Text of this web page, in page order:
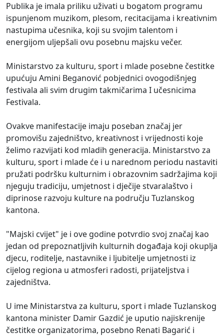
Publika je imala priliku uživati u bogatom programu
ispunjenom muzikom, plesom, recitacijama i kreativnim
nastupima učesnika, koji su svojim talentom i
energijom uljepšali ovu posebnu majsku večer.
Ministarstvo za kulturu, sport i mlade posebne čestitke
upućuju Amini Beganović pobjednici ovogodišnjeg
festivala ali svim drugim takmičarima I učesnicima
Festivala.
Ovakve manifestacije imaju poseban značaj jer
promovišu zajedništvo, kreativnost i vrijednosti koje
želimo razvijati kod mladih generacija. Ministarstvo za
kulturu, sport i mlade će i u narednom periodu nastaviti
pružati podršku kulturnim i obrazovnim sadržajima koji
njeguju tradiciju, umjetnost i dječije stvaralaštvo i
diprinose razvoju kulture na području Tuzlanskog
kantona.
"Majski cvijet" je i ove godine potvrdio svoj značaj kao
jedan od prepoznatljivih kulturnih događaja koji okuplja
djecu, roditelje, nastavnike i ljubitelje umjetnosti iz
cijelog regiona u atmosferi radosti, prijateljstva i
zajedništva.
U ime Ministarstva za kulturu, sport i mlade Tuzlanskog
kantona minister Damir Gazdić je uputio najiskrenije
čestitke organizatorima, posebno Renati Bagarić i